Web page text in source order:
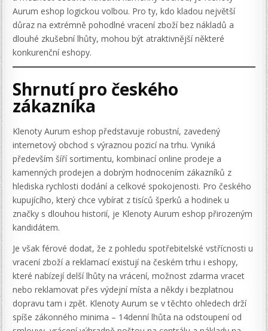
Aurum eshop logickou volbou. Pro ty, kdo kladou největší
důraz na extrémně pohodlné vracení zboží bez nákladů a
dlouhé zkušební lhůty, mohou být atraktivnější některé
konkurenční eshopy.
Shrnutí pro českého
zákazníka
Klenoty Aurum eshop představuje robustní, zavedený
internetový obchod s výraznou pozicí na trhu. Vyniká
především šíří sortimentu, kombinací online prodeje a
kamenných prodejen a dobrým hodnocením zákazníků z
hlediska rychlosti dodání a celkové spokojenosti. Pro českého
kupujícího, který chce vybírat z tisíců šperků a hodinek u
značky s dlouhou historií, je Klenoty Aurum eshop přirozeným
kandidátem.
Je však férové dodat, že z pohledu spotřebitelské vstřícnosti u
vracení zboží a reklamací existují na českém trhu i eshopy,
které nabízejí delší lhůty na vrácení, možnost zdarma vracet
nebo reklamovat přes výdejní místa a někdy i bezplatnou
dopravu tam i zpět. Klenoty Aurum se v těchto ohledech drží
spíše zákonného minima – 14denní lhůta na odstoupení od